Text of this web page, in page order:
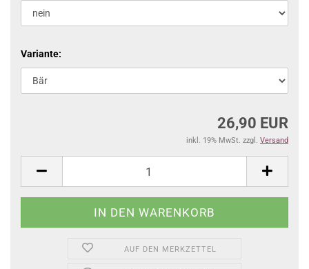
Variante:
26,90 EUR
inkl. 19% MwSt. zzgl. Versand
AUF DEN MERKZETTEL